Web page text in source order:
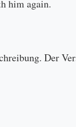
him again.
Der